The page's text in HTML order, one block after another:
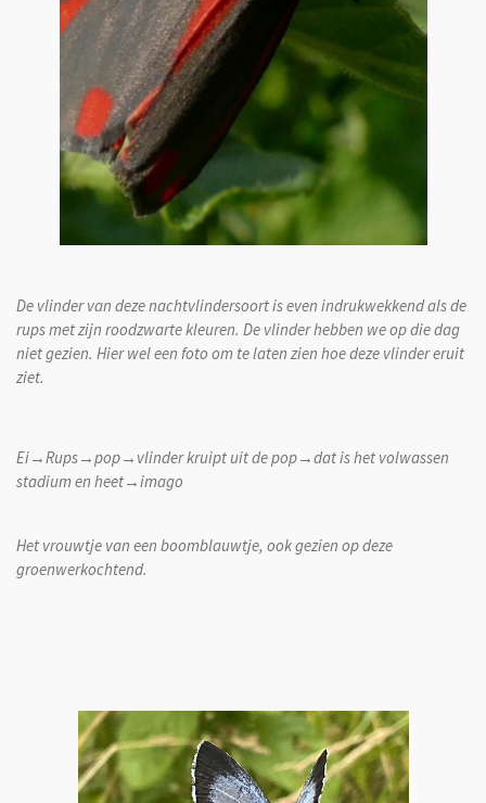
De vlinder van deze nachtvlindersoort is even indrukwekkend als de
rups met zijn roodzwarte kleuren. De vlinder hebben we op die dag
niet gezien. Hier wel een foto om te laten zien hoe deze vlinder eruit
ziet.
Ei→Rups→pop→vlinder kruipt uit de pop→dat is het volwassen
stadium en heet→imago
Het vrouwtje van een boomblauwtje, ook gezien op deze
groenwerkochtend.